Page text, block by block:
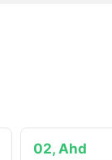
02, Ahd